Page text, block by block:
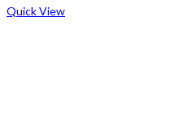
Quick View